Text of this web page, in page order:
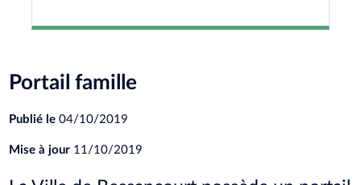
Portail famille
Publié le 04/10/2019
Mise à jour 11/10/2019